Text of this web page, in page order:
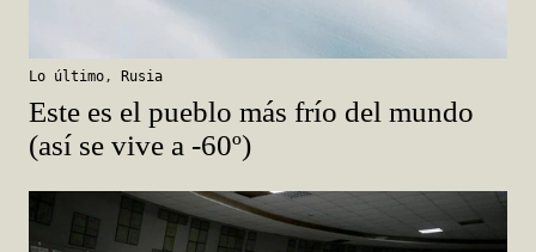
Lo último, Rusia
Este es el pueblo más frío del mundo
(así se vive a -60º)